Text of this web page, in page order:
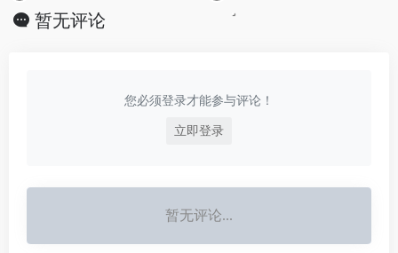
暂无评论
您必须登录才能参与评论！
立即登录
暂无评论...